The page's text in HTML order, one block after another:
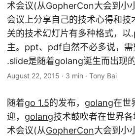
术会议(从GopherCon大会到小
会议上分享自己的技术心得和技
关的技术幻灯片有多种格式，
主。ppt、pdf自然不必多说，需
.slide是随着golang诞生而出现
August 22, 2015 · 3 min · Tony Bai
随着go 1.5的发布， golang在世
迎， golang技术鼓吹者在世界
术会议(从GopherCon大会到小